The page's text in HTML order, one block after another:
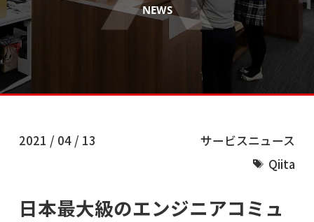
NEWS
2021 / 04 / 13
サービスニュース
Qiita
日本最大級のエンジニアコミュ